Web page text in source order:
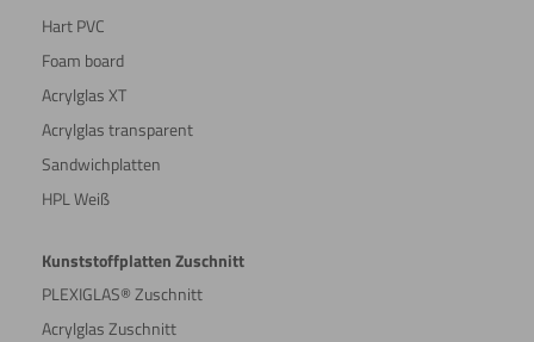
Hart PVC
Foam board
Acrylglas XT
Acrylglas transparent
Sandwichplatten
HPL Weiß
Kunststoffplatten Zuschnitt
PLEXIGLAS® Zuschnitt
Acrylglas Zuschnitt